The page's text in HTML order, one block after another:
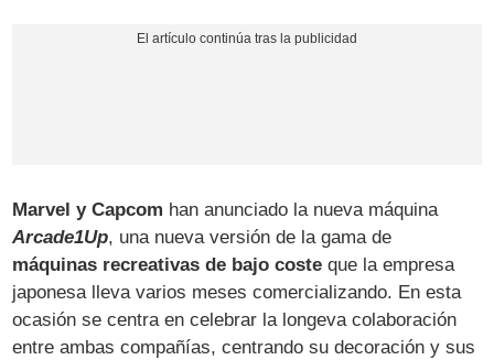
Marvel y Capcom han anunciado la nueva máquina
Arcade1Up, una nueva versión de la gama de
máquinas recreativas de bajo coste que la empresa
japonesa lleva varios meses comercializando. En esta
ocasión se centra en celebrar la longeva colaboración
entre ambas compañías, centrando su decoración y sus